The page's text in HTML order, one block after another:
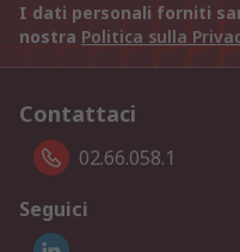
I dati personali forniti
nostra Politica sulla
Contattaci
02.66.058.1
Seguici